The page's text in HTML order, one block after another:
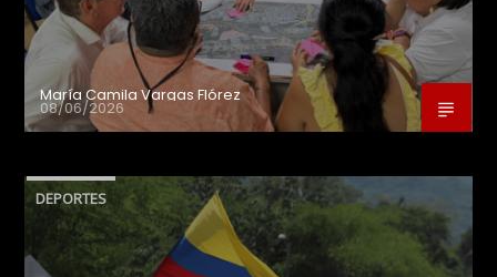
María Camila Vargas Flórez
08/06/2026
DEPORTES